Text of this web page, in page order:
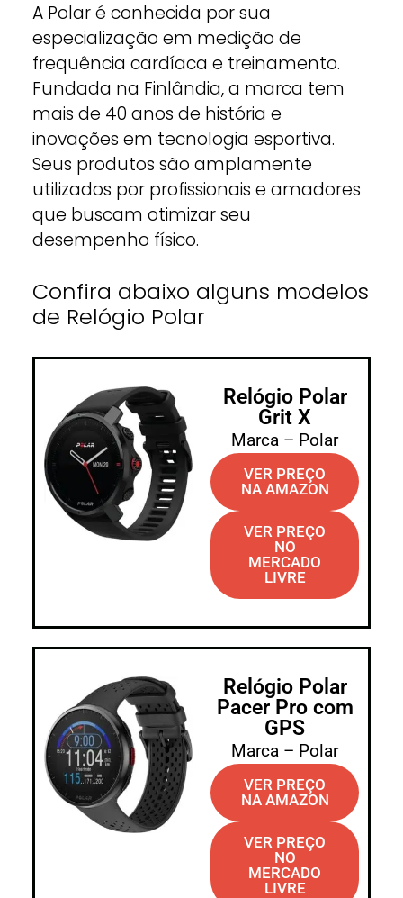
A Polar é conhecida por sua
especialização em medição de
frequência cardíaca e treinamento.
Fundada na Finlândia, a marca tem
mais de 40 anos de história e
inovações em tecnologia esportiva.
Seus produtos são amplamente
utilizados por profissionais e amadores
que buscam otimizar seu
desempenho físico.
Confira abaixo alguns modelos
de Relógio Polar
Relógio Polar
Grit X
Marca – Polar
VER PREÇO
NA AMAZON
VER PREÇO
NO
MERCADO
LIVRE
Relógio Polar
Pacer Pro com
GPS
Marca – Polar
VER PREÇO
NA AMAZON
VER PREÇO
NO
MERCADO
LIVRE